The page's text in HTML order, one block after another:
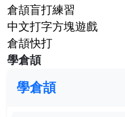
倉頡盲打練習
中文打字方塊遊戲
倉頡快打
學倉頡
學倉頡